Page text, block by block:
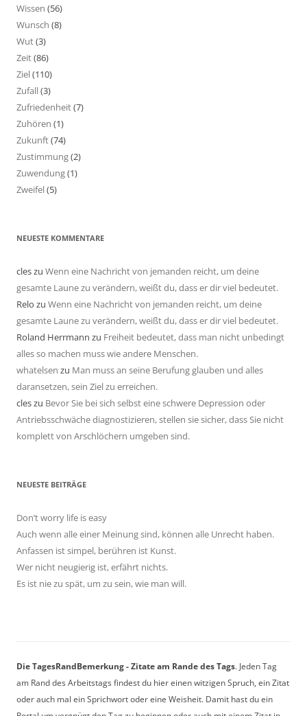
Wissen (56)
Wunsch (8)
Wut(3)
Zeit(86)
Ziel(110)
Zufall(3)
Zufriedenheit(7)
Zuhören (1)
Zukunft(74)
Zustimmung(2)
Zuwendung(1)
Zweifel(5)
NEUESTE KOMMENTARE
cleszu Wenn eine Nachricht von jemanden reicht, um deine
gesamte Laune zu verändern, weißt du, dass er dir viel bedeutet.
Relo zu Wenn eine Nachricht von jemanden reicht, um deine
gesamte Laune zu verändern, weißt du, dass er dir viel bedeutet.
Roland Herrmann zu Freiheit bedeutet, dass man nicht unbedingt
alles so machen muss wie andere Menschen.
whatelsen zu Man muss an seine Berufung glauben und alles
daransetzen, sein Ziel zu erreichen.
cleszu Bevor Sie bei sich selbst eine schwere Depression oder
Antriebsschwäche diagnostizieren, stellen sie sicher, dass Sie nicht
komplett von Arschlöchern umgeben sind.
NEUESTE BEITRÄGE
Don’t worry life is easy
Auch wenn alle einer Meinung sind, können alle Unrecht haben.
Anfassen ist simpel, berühren ist Kunst.
Wer nicht neugierig ist, erfährt nichts.
Es ist nie zu spät, um zu sein, wie man will.
Die TagesRandBemerkung - Zitate am Rande des Tags. Jeden Tag
am Rand des Arbeitstags findest du hier einen witzigen Spruch, ein Zitat
oder auch mal ein Sprichwort oder eine Weisheit. Damit hast du ein